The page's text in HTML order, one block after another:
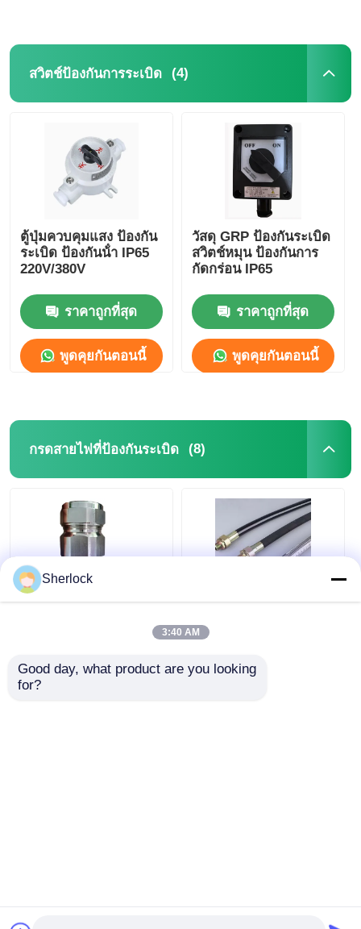
สวิตช์ป้องกันการระเบิด (4)
ตู้ปุ่มควบคุมแสง ป้องกัน
ระเบิด ป้องกันน้ํา IP65
220V/380V
ราคาถูกที่สุด
พูดคุยกันตอนนี้
วัสดุ GRP ป้องกันระเบิด
สวิตช์หมุน ป้องกันการ
กัดกร่อน IP65
ราคาถูกที่สุด
พูดคุยกันตอนนี้
กรดสายไฟที่ป้องกันระเบิด (8)
กันระเบิด เคเบิลแกลนด์
สองชั้น แบบมีเกราะ
โหลดยืดหยุ่นสําหรับ
พื้นที่อันตราย 1/2" 3/4"
1" 1-1/4"
Sherlock
3:40 AM
Good day, what product are you looking
for?